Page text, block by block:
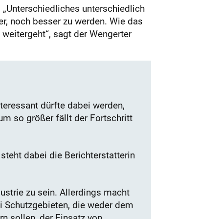
unterschiedlich
noch besser zu werden. Wie das
sagt der Wengerter
dürfte dabei werden,
so größer fällt der Fortschritt
dabei die Berichterstatterin
zu sein. Allerdings macht
die weder dem